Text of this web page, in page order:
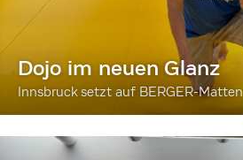
Dojo im neuen Glanz
Innsbruck setzt auf BERGER-Matten